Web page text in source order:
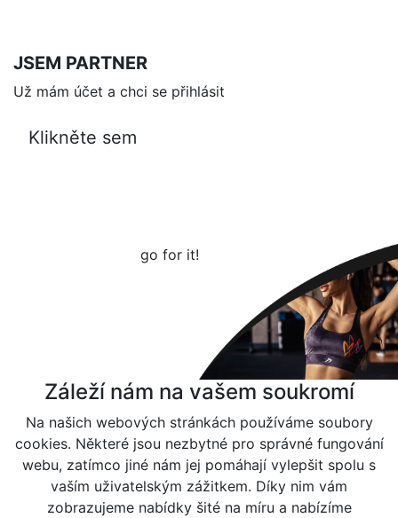
JSEM PARTNER
Už mám účet a chci se přihlásit
Klikněte sem
go for it!
Záleží nám na vašem soukromí
Na našich webových stránkách používáme soubory
cookies. Některé jsou nezbytné pro správné fungování
webu, zatímco jiné nám jej pomáhají vylepšit spolu s
vaším uživatelským zážitkem. Díky nim vám
zobrazujeme nabídky šité na míru a nabízíme